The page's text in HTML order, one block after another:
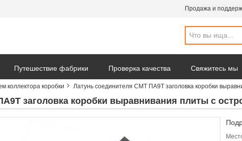
Продажа и
Путешествие фабрики Проверка качества Свяжитесь мы
коллектора коробки Латунь соединителя СМТ ПА9Т заголовка коробки
заголовка коробки выравнивания плиты с